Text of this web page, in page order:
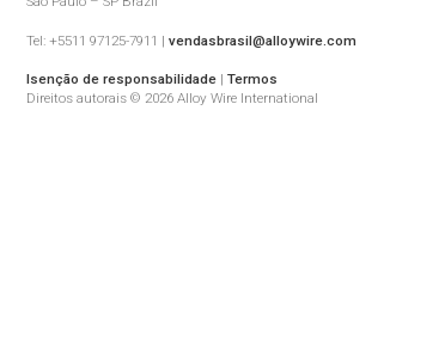
Tel: +5511 97125-7911 | vendasbrasil@alloywire.com
Isenção de responsabilidade | Termos
Direitos autorais © 2026 Alloy Wire International